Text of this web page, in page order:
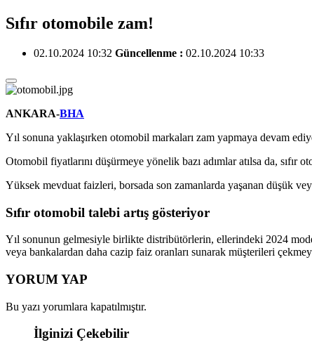
Sıfır otomobile zam!
02.10.2024 10:32 Güncellenme : 02.10.2024 10:33
ANKARA-BHA
Yıl sonuna yaklaşırken otomobil markaları zam yapmaya devam
Otomobil fiyatlarını düşürmeye yönelik bazı adımlar atılsa da,
Yüksek mevduat faizleri, borsada son zamanlarda yaşanan düşük
Sıfır otomobil talebi artış gösteriyor
Yıl sonunun gelmesiyle birlikte distribütörlerin, ellerindeki 2024
veya bankalardan daha cazip faiz oranları sunarak müşterileri
YORUM YAP
Bu yazı yorumlara kapatılmıştır.
İlginizi Çekebilir